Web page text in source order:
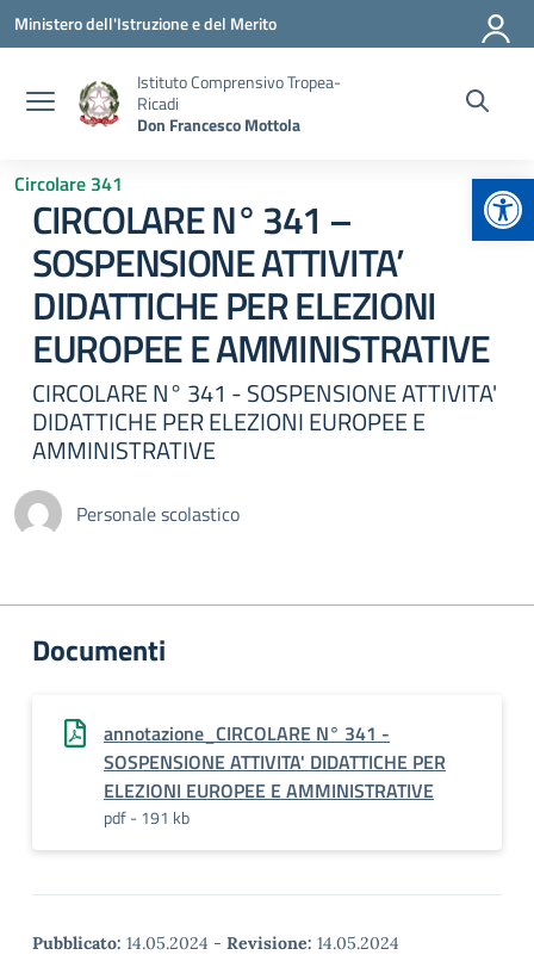
Vai ai contenuti
Vai al menu di navigazione
Vai al footer
Ministero dell'Istruzione e del Merito
Istituto Comprensivo Tropea-
Ricadi
Don Francesco Mottola
Circolare 341
CIRCOLARE N° 341 –
SOSPENSIONE ATTIVITA’
DIDATTICHE PER ELEZIONI
EUROPEE E AMMINISTRATIVE
CIRCOLARE N° 341 - SOSPENSIONE ATTIVITA'
DIDATTICHE PER ELEZIONI EUROPEE E
AMMINISTRATIVE
Personale scolastico
Documenti
annotazione_CIRCOLARE N° 341 -
SOSPENSIONE ATTIVITA' DIDATTICHE PER
ELEZIONI EUROPEE E AMMINISTRATIVE
pdf - 191 kb
Pubblicato: 14.05.2024 - Revisione: 14.05.2024